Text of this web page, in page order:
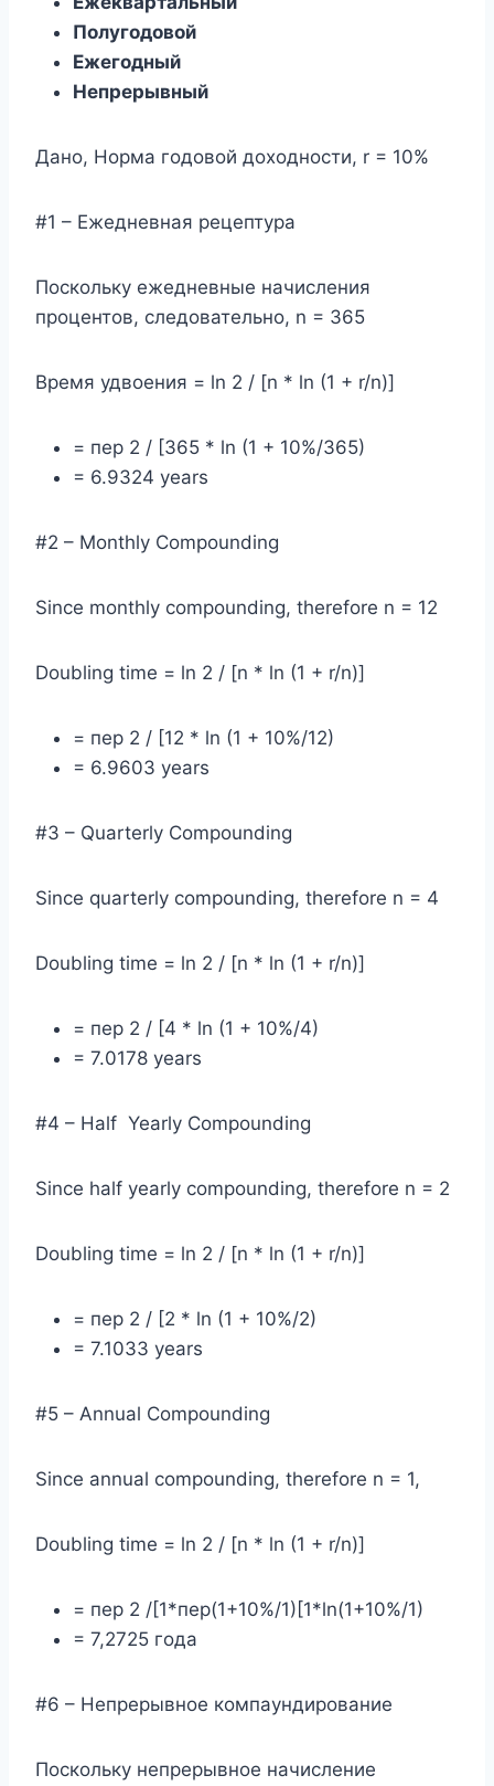
Полугодовой
Ежегодный
Непрерывный
Дано, Норма годовой доходности, r = 10%
#1 – Ежедневная рецептура
Поскольку ежедневные начисления
процентов, следовательно, n = 365
Время удвоения = ln 2 / [n * ln (1 + r/n)]
= пер 2 / [365 * ln (1 + 10%/365)
= 6.9324 years
#2 – Monthly Compounding
Since monthly compounding, therefore n = 12
Doubling time = ln 2 / [n * ln (1 + r/n)]
= пер 2 / [12 * ln (1 + 10%/12)
= 6.9603 years
#3 – Quarterly Compounding
Since quarterly compounding, therefore n = 4
Doubling time = ln 2 / [n * ln (1 + r/n)]
= пер 2 / [4 * ln (1 + 10%/4)
= 7.0178 years
#4 – Half Yearly Compounding
Since half yearly compounding, therefore n = 2
Doubling time = ln 2 / [n * ln (1 + r/n)]
= пер 2 / [2 * ln (1 + 10%/2)
= 7.1033 years
#5 – Annual Compounding
Since annual compounding, therefore n = 1,
Doubling time = ln 2 / [n * ln (1 + r/n)]
= пер 2 /[1*пер(1+10%/1)[1*ln(1+10%/1)
= 7,2725 года
#6 – Непрерывное компаундирование
Поскольку непрерывное начисление